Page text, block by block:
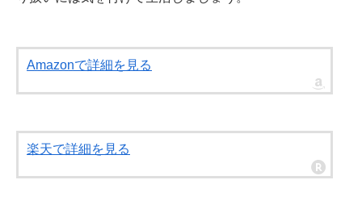
Amazonで詳細を見る
楽天で詳細を見る